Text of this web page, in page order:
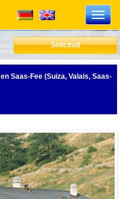
en Saas-Fee (Suiza, Valais, Saas-
Solicitud